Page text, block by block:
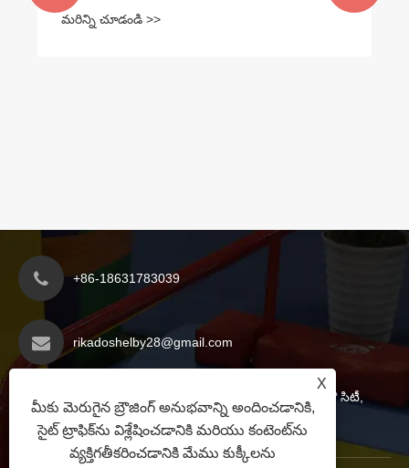
మరిన్ని చూడండి >>
+86-18631783039
rikadoshelby28@gmail.com
యాన్షాన్ కౌంటీ ఎకనామిక్ డెవలప్‌మెంట్ జోన్, కాంగ్‌జౌ సిటీ,
హెబీ ప్రావిన్స్, చైనా
X
మీకు మెరుగైన బ్రౌజింగ్ అనుభవాన్ని అందించడానికి,
సైట్ ట్రాఫిక్‌ను విశ్లేషించడానికి మరియు కంటెంట్‌ను
వ్యక్తిగతీకరించడానికి మేము కుక్కీలను